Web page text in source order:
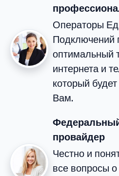
Операторы
Подключений
оптимальный
интернета и
который
Вам.
провайдер
Честно и
все вопросы